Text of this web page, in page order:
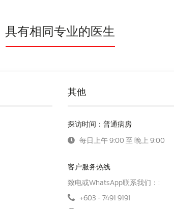
具有相同专业的医生
其他
探访时间：普通病房
每日上午 9:00 至 晚上 9:00
客户服务热线
致电或WhatsApp联系我们：:
+603 - 7491 9191